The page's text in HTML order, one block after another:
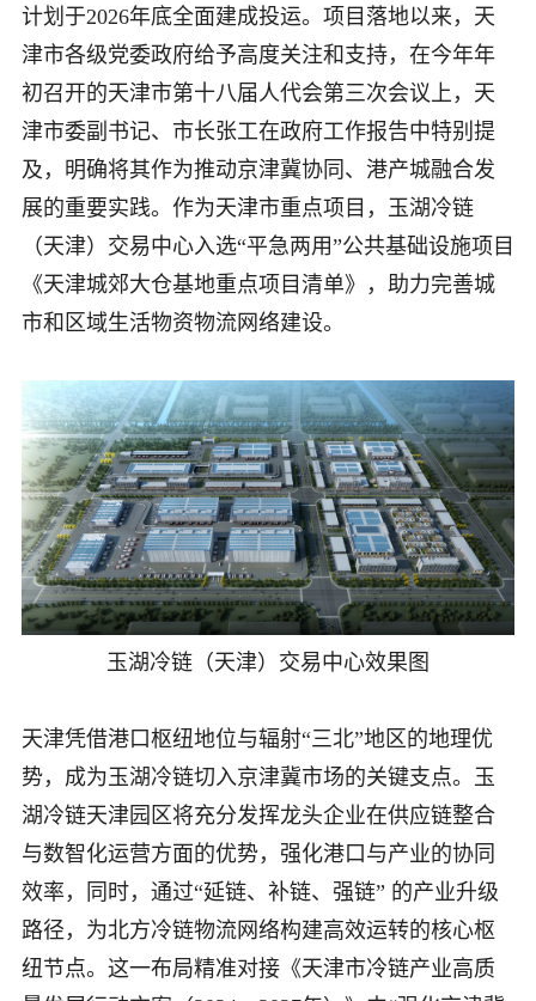
计划于2026年底全面建成投运。项目落地以来，天
津市各级党委政府给予高度关注和支持，在今年年
初召开的天津市第十八届人代会第三次会议上，天
津市委副书记、市长张工在政府工作报告中特别提
及，明确将其作为推动京津冀协同、港产城融合发
展的重要实践。作为天津市重点项目，玉湖冷链
（天津）交易中心入选“平急两用”公共基础设施项目
《天津城郊大仓基地重点项目清单》，助力完善城
市和区域生活物资物流网络建设。
玉湖冷链（天津）交易中心效果图
天津凭借港口枢纽地位与辐射“三北”地区的地理优
势，成为玉湖冷链切入京津冀市场的关键支点。玉
湖冷链天津园区将充分发挥龙头企业在供应链整合
与数智化运营方面的优势，强化港口与产业的协同
效率，同时，通过“延链、补链、强链” 的产业升级
路径，为北方冷链物流网络构建高效运转的核心枢
纽节点。这一布局精准对接《天津市冷链产业高质